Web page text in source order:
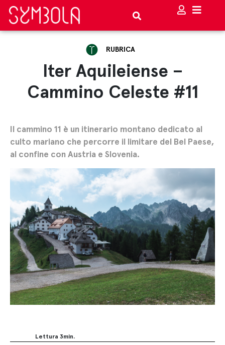
RUBRICA
Iter Aquileiense –
Cammino Celeste #11
Il cammino 11 è un itinerario montano dedicato al
culto mariano che percorre il limitare del Bel Paese,
al confine con Austria e Slovenia.
Lettura 3min.